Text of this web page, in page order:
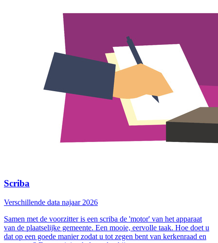
Scriba
Verschillende data najaar 2026
Samen met de voorzitter is een scriba de 'motor' van het apparaat
van de plaatselijke gemeente. Een mooie, eervolle taak. Hoe doet u
dat op een goede manier zodat u tot zegen bent van kerkenraad en